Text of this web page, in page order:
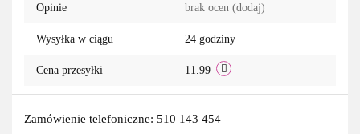
Opinie brak ocen (dodaj)
Wysyłka w ciągu 24 godziny
Cena przesyłki 11.99
Zamówienie telefoniczne: 510 143 454